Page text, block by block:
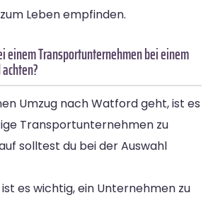
Leben empfinden.
einem Transportunternehmen bei einem
Umzug nach Watford geht, ist es
Transportunternehmen zu
solltest du bei der Auswahl
es wichtig, ein Unternehmen zu